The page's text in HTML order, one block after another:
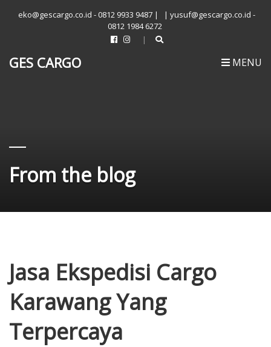
eko@gescargo.co.id - 0812 9933 9487 |
| yusuf@gescargo.co.id -
0812 1984 6272
GES CARGO MENU
From the blog
Jasa Ekspedisi Cargo
Karawang Yang
Terpercaya